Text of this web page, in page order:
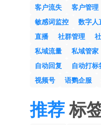
客户流失
客户管理
敏感词监控
数字人
直播
社群管理
私域流量
私域管家
自动回复
自动打标
视频号
语鹦企服
推荐标